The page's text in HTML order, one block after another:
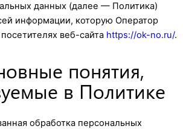
данных (далее — Политика)
информации, которую Оператор
веб-сайта https://ok-no.ru/.
понятия,
в Политике
обработка персональных